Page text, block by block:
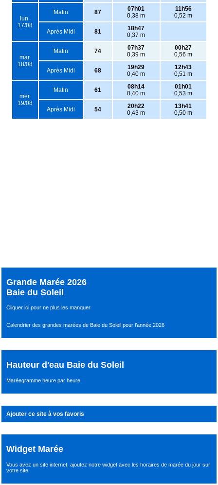
lun.
17/08
Matin 87
07h01
0,38 m
11h56
0,52 m
Après Midi 81
18h47
0,37 m
mar.
18/08
Matin 74
07h37
0,39 m
00h27
0,56 m
Après Midi 68
19h29
0,40 m
12h43
0,51 m
mer.
19/08
Matin 61
08h14
0,40 m
01h01
0,53 m
Après Midi 54
20h22
0,43 m
13h41
0,50 m
Grande Marée 2026
Baie du Soleil
Cliquer ici pour ne plus les manquer
Calendrier des grandes marées de Baie du Soleil pour l’année 2026
Hauteur d'eau Baie du Soleil
Maréegramme heure par heure
Ajouter ce site à vos favoris
Widget Marée
Vous avez un site internet,ajoutez notre widget avec les horaires de marée du joursur
votre site